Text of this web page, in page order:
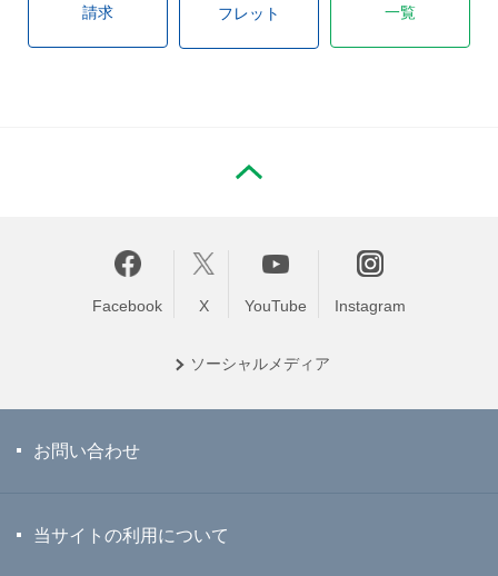
請求
フレット
一覧
Facebook X YouTube Instagram
ソーシャル メディア
お問い合わせ
当サイトの利用について